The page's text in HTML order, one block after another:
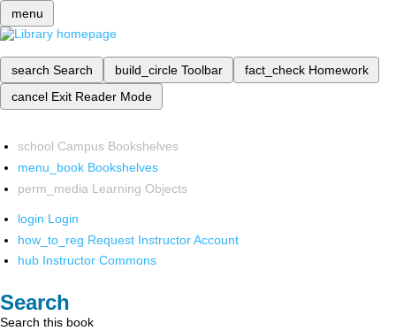
menu
search Search build_circle Toolbar fact_check Homework
cancel Exit Reader Mode
school Campus Bookshelves
menu_book Bookshelves
perm_media Learning Objects
login Login
how_to_reg Request Instructor Account
hub Instructor Commons
Search
Search this book